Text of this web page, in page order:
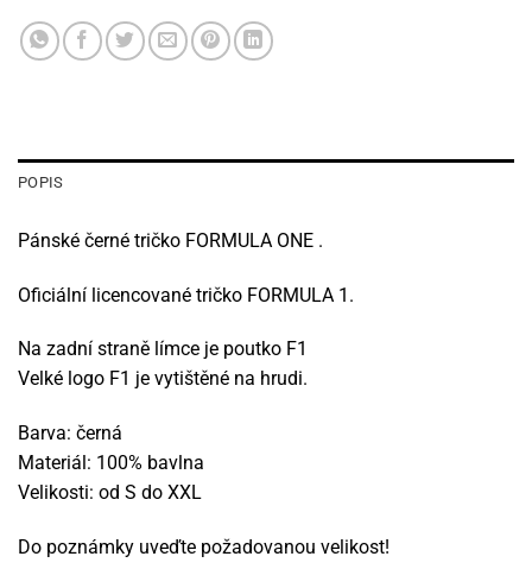
POPIS
Pánské černé tričko FORMULA ONE .
Oficiální licencované tričko FORMULA 1.
Na zadní straně límce je poutko F1
Velké logo F1 je vytištěné na hrudi.
Barva: černá
Materiál: 100% bavlna
Velikosti: od S do XXL
Do poznámky uveďte požadovanou velikost!